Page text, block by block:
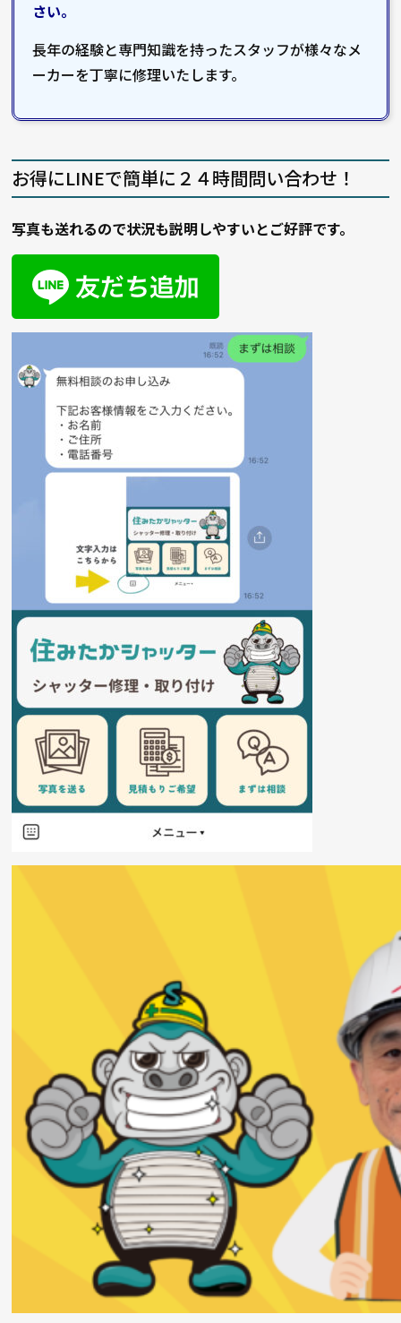
さい。
長年の経験と専門知識を持ったスタッフが様々なメ
ーカーを丁寧に修理いたします。
お得にLINEで簡単に２４時間問い合わせ！
写真も送れるので状況も説明しやすいとご好評です。